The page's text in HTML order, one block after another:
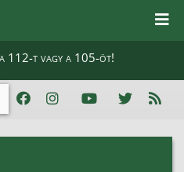
a 112-t vagy a 105-öt!